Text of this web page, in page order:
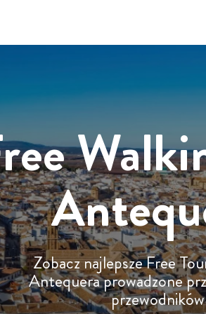
Zobacz najlepsze Free
Antequera prowadzone
przewodników